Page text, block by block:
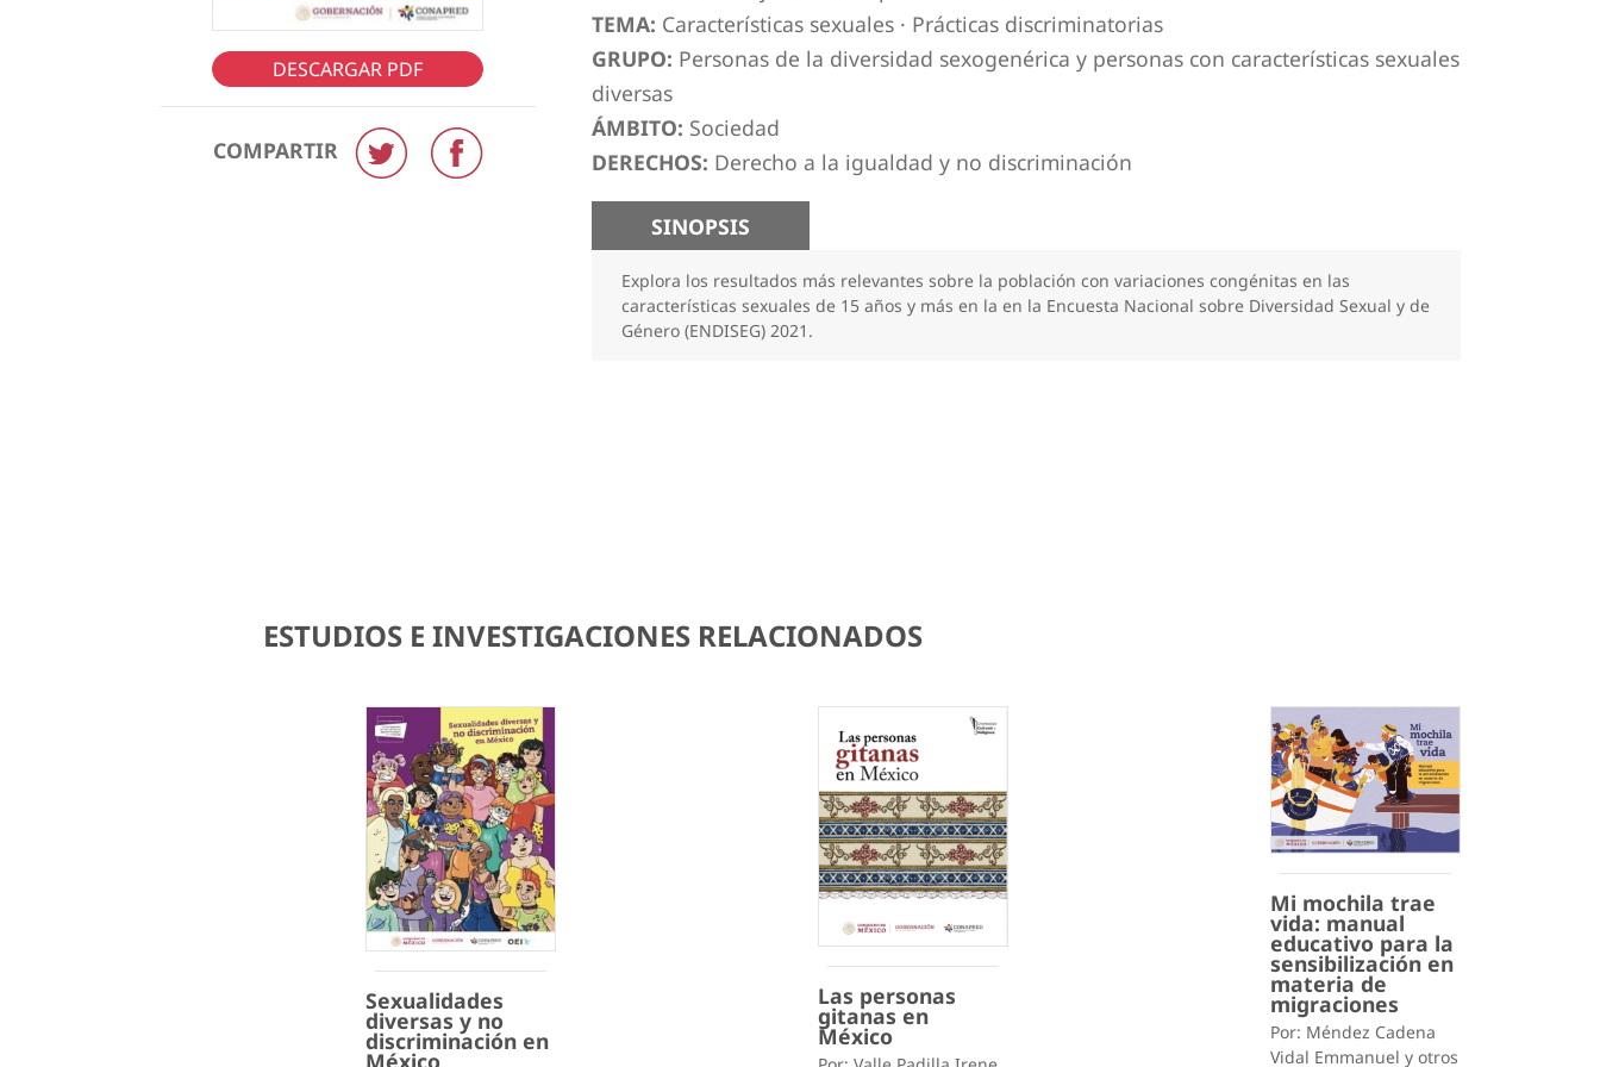
DESCARGAR PDF
COMPARTIR
TEMA: Características sexuales · Prácticas discriminatorias
GRUPO: Personas de la diversidad sexogenérica y personas con características sexuales
diversas
ÁMBITO: Sociedad
DERECHOS: Derecho a la igualdad y no discriminación
SINOPSIS
Explora los resultados más relevantes sobre la población con variaciones congénitas en las
características sexuales de 15 años y más en la en la Encuesta Nacional sobre Diversidad Sexual y de
Género (ENDISEG) 2021.
ESTUDIOS E INVESTIGACIONES RELACIONADOS
Sexualidades
diversas y no
discriminación en
México
Las personas
gitanas en
México
Mi mochila trae
vida: manual
educativo para la
sensibilización en
materia de
migraciones
Por: Méndez Cadena
Vidal Emmanuel y otros